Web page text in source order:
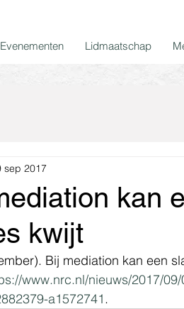
Evenementen Lidmaatschap
kan
kwijt
sep 2017
Bij mediation kan een
www.nrc.nl/nieuws/2017/
a1572741.